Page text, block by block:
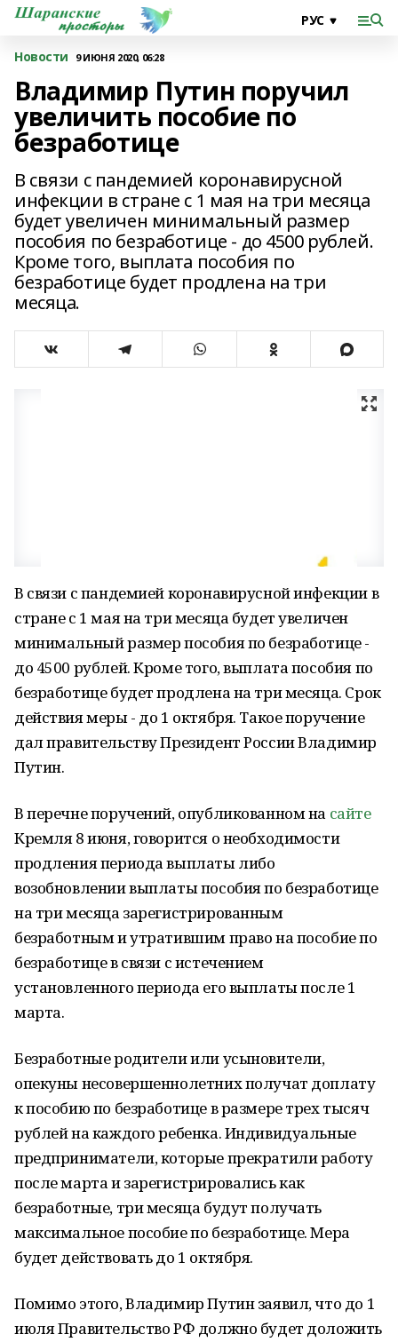
Новости 9 ИЮНЯ 2020, 06:28
Владимир Путин поручил
увеличить пособие по
безработице
В связи с пандемией коронавирусной
инфекции в стране с 1 мая на три месяца
будет увеличен минимальный размер
пособия по безработице - до 4500 рублей.
Кроме того, выплата пособия по
безработице будет продлена на три
месяца.
В связи с пандемией коронавирусной инфекции в
стране с 1 мая на три месяца будет увеличен
минимальный размер пособия по безработице -
до 4500 рублей. Кроме того, выплата пособия по
безработице будет продлена на три месяца. Срок
действия меры - до 1 октября. Такое поручение
дал правительству Президент России Владимир
Путин.
В перечне поручений, опубликованном на сайте
Кремля 8 июня, говорится о необходимости
продления периода выплаты либо
возобновлении выплаты пособия по безработице
на три месяца зарегистрированным
безработным и утратившим право на пособие по
безработице в связи с истечением
установленного периода его выплаты после 1
марта.
Безработные родители или усыновители,
опекуны несовершеннолетних получат доплату
к пособию по безработице в размере трех тысяч
рублей на каждого ребенка. Индивидуальные
предприниматели, которые прекратили работу
после марта и зарегистрировались как
безработные, три месяца будут получать
максимальное пособие по безработице. Мера
будет действовать до 1 октября.
Помимо этого, Владимир Путин заявил, что до 1
июля Правительство РФ должно будет доложить